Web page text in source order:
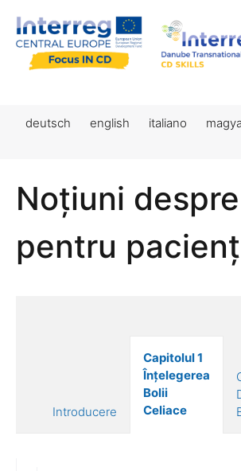
deutsch english italiano
Noțiuni
pentru
Introducere
Capitolul 1
Înțelegerea
Bolii
Celiace